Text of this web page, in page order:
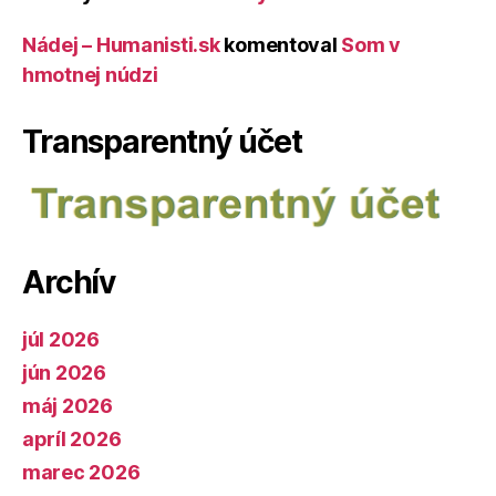
Nádej – Humanisti.skkomentoval Som v
hmotnej núdzi
Transparentný účet
Archív
júl 2026
jún 2026
máj 2026
apríl 2026
marec 2026